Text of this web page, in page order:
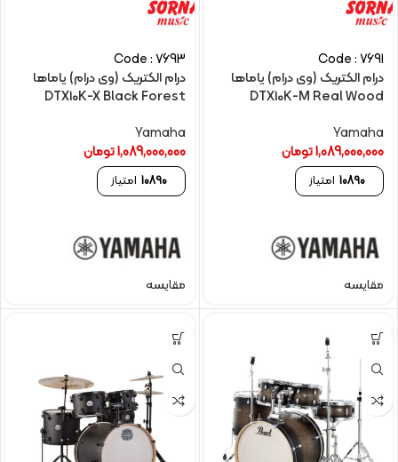
Code : 7691
درام الکتریک (وی درام) یاماها
DTX10K-M Real Wood
Yamaha
1,089,000,000تومان
10890 امتیاز
مقایسه
Code : 7693
درام الکتریک (وی درام) یاماها
DTX10K-X Black Forest
Yamaha
1,089,000,000تومان
10890 امتیاز
مقایسه